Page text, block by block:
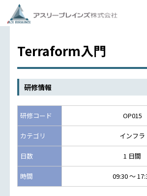
Terraform入門
研修情報
研修コード OP015
カテゴリ インフラ
日数 1 日間
時間 09:30 ～